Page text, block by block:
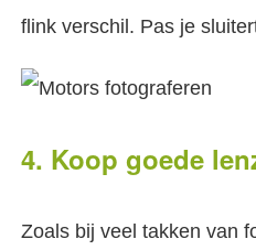
flink verschil. Pas je
4. Koop goede
Zoals bij veel takken van